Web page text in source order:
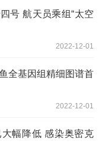
号 航天员乘组“太空
2022-12-01
全基因组精细图谱首
2022-12-01
幅降低 感染奥密克